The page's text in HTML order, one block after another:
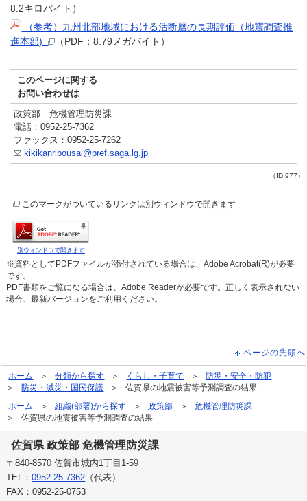
8.2キロバイト）
（参考）九州北部地域における活断層の長期評価（地震調査推
進本部)
（PDF：8.79メガバイト）
このページに関する
お問い合わせは
政策部 危機管理防災課
電話：0952-25-7362
ファックス：0952-25-7262
kikikanribousai@pref.saga.lg.jp
（ID:977）
このマークがついているリンクは別ウィンドウで開きます
別ウィンドウで開きます
※資料としてPDFファイルが添付されている場合は、Adobe Acrobat(R)が必要
です。
PDF書類をご覧になる場合は、Adobe Readerが必要です。正しく表示されない
場合、最新バージョンをご利用ください。
ページの先頭へ
ホーム 分類から探す くらし・子育て
防災・安全・防犯
防災・減災・国民保護
佐賀県の地震被害等予測調査の結果
ホーム
組織(部署)から探す 政策部
危機管理防災課
佐賀県の地震被害等予測調査の結果
佐賀県 政策部 危機管理防災課
〒840-8570 佐賀市城内1丁目1-59
TEL：0952-25-7362 （代表）
FAX：0952-25-0753